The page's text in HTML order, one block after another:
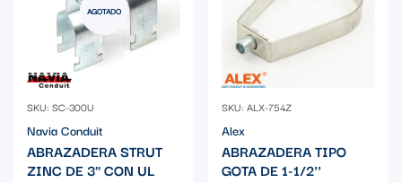
AGOTADO
SKU: SC-300U
Navia Conduit
ABRAZADERA STRUT
ZINC DE 3" CON UL
SKU: ALX-754Z
Alex
ABRAZADERA TIPO
GOTA DE 1-1/2''